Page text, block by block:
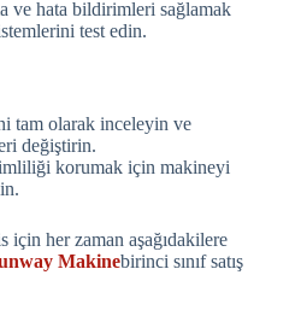
ve hata bildirimleri sağlamak
test edin.
tam olarak inceleyin ve
değiştirin.
korumak için makineyi
için her zaman aşağıdakilere
Makinebirinci sınıf satış